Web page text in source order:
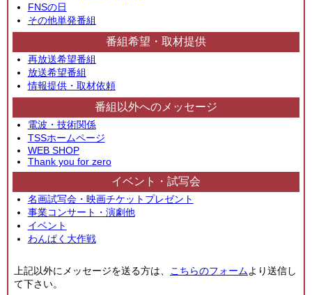
FNSの日
その他単発番組
番組希望・取材提供
再放送希望番組
放送希望番組
情報提供・取材依頼
番組以外へのメッセージ
電波・技術関係
TSSホームページ
WEB SHOP
Thank you for zero
イベント・試写会
名画試写会・映画チケットプレゼント
事業コンサート・演劇他
イベント
わんぱく大作戦
上記以外にメッセージを送る方は、 こちらのフォームより送信し
て下さい。